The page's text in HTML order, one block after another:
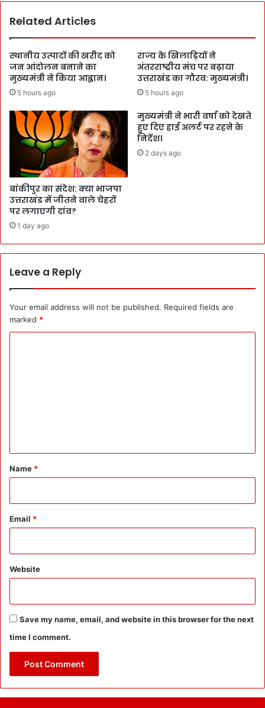
Related Articles
स्थानीय उत्पादों की खरीद को
जन आंदोलन बनाने का
मुख्यमंत्री ने किया आह्वान।
5 hours ago
राज्य के खिलाड़ियों ने
अंतरराष्ट्रीय मंच पर बढ़ाया
उत्तराखंड का गौरव: मुख्यमंत्री।
5 hours ago
बांकीपुर का संदेश: क्या भाजपा
उत्तराखंड में जीतने वाले चेहरों
पर लगाएगी दांव?
1 day ago
मुख्यमंत्री ने भारी वर्षा को देखते
हुए दिए हाई अलर्ट पर रहने के
निर्देश।
2 days ago
Leave a Reply
Your email address will not be published. Required fields are
marked *
*
Name *
Email *
Website
Save my name, email, and website in this browser for the next
time I comment.